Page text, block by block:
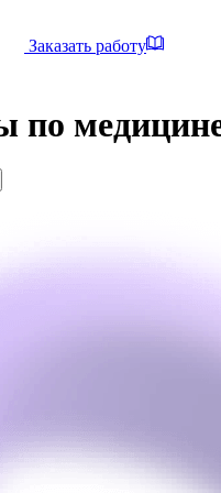
Заказать работу
по